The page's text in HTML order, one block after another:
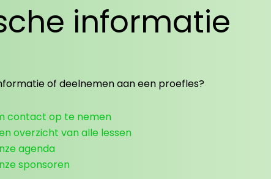
informatie
of deelnemen aan een proefles?
contact op te nemen
overzicht van alle lessen
agenda
sponsoren